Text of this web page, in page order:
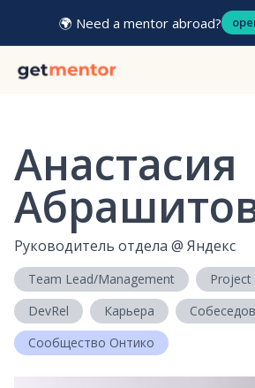
🌍 Need a mentor abroad?
Анастасия
Руководитель отдела @ Яндекс
Team Lead/Management
DevRel
Карьера
Сообщество Онтико